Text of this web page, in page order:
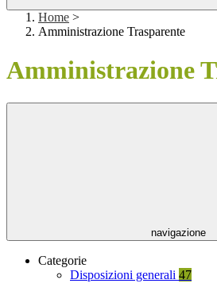
Home >
Amministrazione Trasparente
Amministrazione
navigazione
Categorie
Disposizioni generali 47